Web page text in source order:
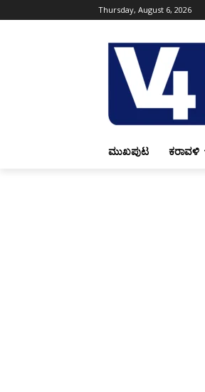
Thursday, August 6, 2026
ಮುಖಪುಟ ಕರಾವಳಿ